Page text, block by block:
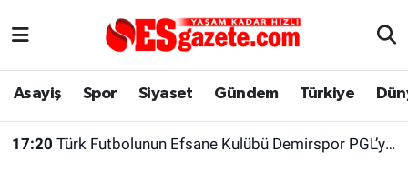
Asayiş Spor Siyaset Gündem Türkiye
17:20 Türk Futbolunun Efsane Kulübü Demirspor PGL’ye Katılamadı
Asayiş
Yaşam
Eskişehir Nöbetçi Eczaneler